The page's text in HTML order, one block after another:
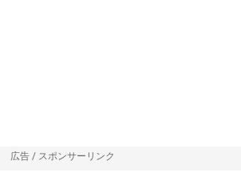
広告 / スポンサーリンク